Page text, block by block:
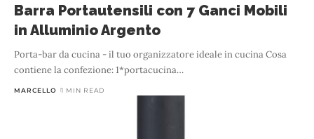
Barra Portautensili con 7 Ganci Mobili
in Alluminio Argento
Porta-bar da cucina - il tuo organizzatore ideale in cucina Cosa
contiene la confezione: 1*portacucina…
MARCELLO 1 MIN READ